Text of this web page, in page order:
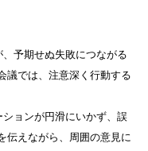
予期せぬ失敗につながる
議では、注意深く行動する
ョンが円滑にいかず、誤
伝えながら、周囲の意見に